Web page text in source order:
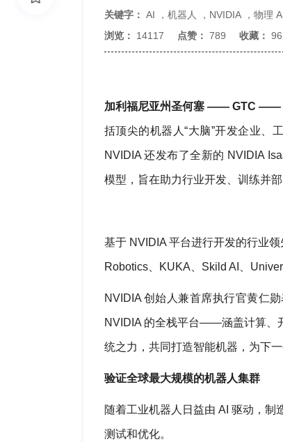
关键字： AI ， 机器人 ， NVIDIA ， 物理
浏览： 14117 点赞： 789 收藏： 96
加利福尼亚州圣何塞 —— GTC ——
括顶尖的机器人“大脑”开发企业
NVIDIA 还发布了全新的 NVIDIA
模型，旨在助力行业开发、训练并部
基于 NVIDIA 平台进行开发的行业
Robotics、KUKA、Skild AI、
NVIDIA 创始人兼首席执行官黄仁
NVIDIA 的全栈平台——涵盖计算、
统之力，共同打造智能机器，为下
验证全球最大规模的机器人集群
随着工业机器人日益由 AI 驱动，制
测试和优化。